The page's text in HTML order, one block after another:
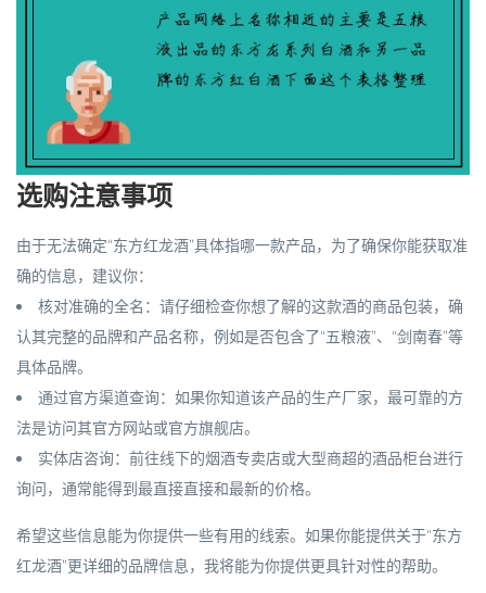
选购注意事项
由于无法确定“东方红龙酒”具体指哪一款产品，为了确保你能获取准
确的信息，建议你：
核对准确的全名 ：请仔细检查你想了解的这款酒的商品包装，确
认其完整的品牌和产品名称，例如是否包含了“五粮液”、“剑南春”等
具体品牌。
通过官方渠道查询：如果你知道该产品的生产厂家，最可靠的方
法是访问其官方网站或官方旗舰店。
实体店咨询：前往线下的烟酒专卖店或大型商超的酒品柜台进行
询问，通常能得到最直接直接和最新的价格。
希望这些信息能为你提供一些有用的线索。如果你能提供关于“东方
红龙酒”更详细的品牌信息，我将能为你提供更具针对性的帮助。